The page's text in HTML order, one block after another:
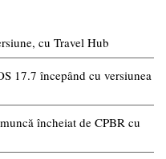
cu Travel Hub
17.7 începând cu versiunea
încheiat de CPBR cu